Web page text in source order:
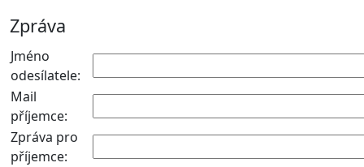
Zpráva
Jméno
odesílatele:
Mail
příjemce:
Zpráva pro
příjemce: